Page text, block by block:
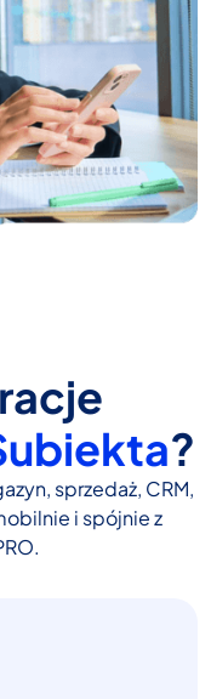
?
sprzedaż, CRM,
i spójnie z